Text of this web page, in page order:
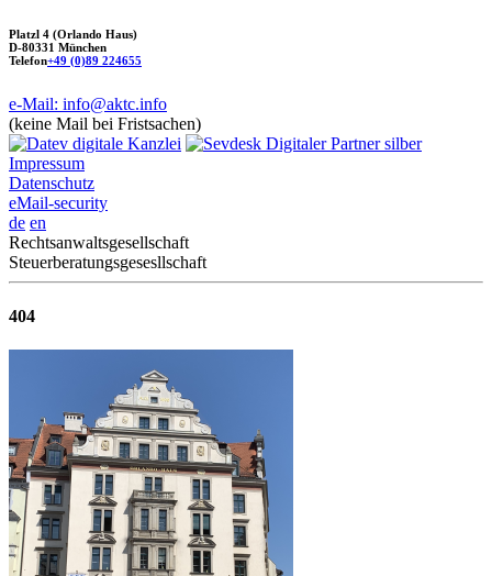
Platzl 4 (Orlando Haus)
D-80331 München
Telefon+49 (0)89 224655
e-Mail: info@aktc.info
(keine Mail bei Fristsachen)
Impressum
Datenschutz
eMail-security
de en
Rechtsanwaltsgesellschaft
Steuerberatungsgesesllschaft
404